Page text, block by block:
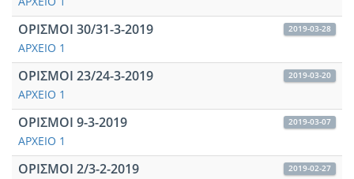
ΟΡΙΣΜΟΙ 30/31-3-2019 2019-03-28
ΑΡΧΕΙΟ 1
ΟΡΙΣΜΟΙ 23/24-3-2019 2019-03-20
ΑΡΧΕΙΟ 1
ΟΡΙΣΜΟΙ 9-3-2019 2019-03-07
ΑΡΧΕΙΟ 1
ΟΡΙΣΜΟΙ 2/3-2-2019 2019-02-27